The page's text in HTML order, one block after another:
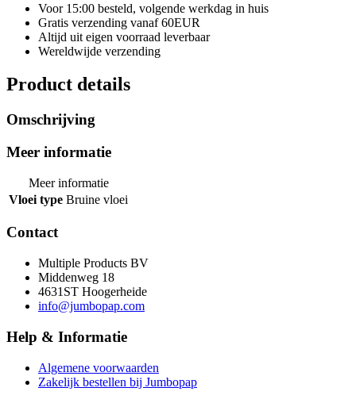
Voor 15:00 besteld, volgende werkdag in huis
Gratis verzending vanaf 60EUR
Altijd uit eigen voorraad leverbaar
Wereldwijde verzending
Product details
Omschrijving
Meer informatie
Meer informatie
Vloei type Bruine vloei
Contact
Multiple Products BV
Middenweg 18
4631ST Hoogerheide
info@jumbopap.com
Help & Informatie
Algemene voorwaarden
Zakelijk bestellen bij Jumbopap